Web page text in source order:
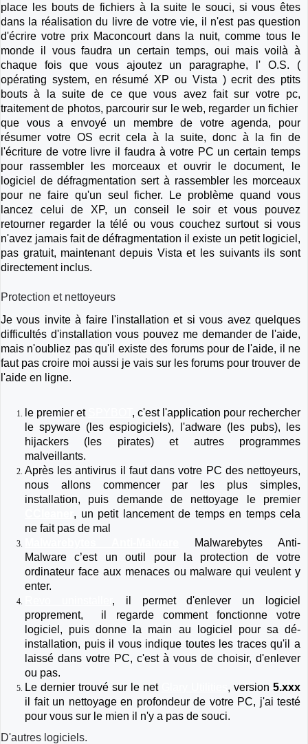
place les bouts de fichiers à la suite le souci, si vous êtes
dans la réalisation du livre de votre vie, il n'est pas question
d'écrire votre prix Maconcourt dans la nuit, comme tous le
monde il vous faudra un certain temps, oui mais voilà à
chaque fois que vous ajoutez un paragraphe, l' O.S. (
opérating system, en résumé XP ou Vista ) ecrit des ptits
bouts à la suite de ce que vous avez fait sur votre pc,
traitement de photos, parcourir sur le web, regarder un fichier
que vous a envoyé un membre de votre agenda, pour
résumer votre OS ecrit cela à la suite, donc à la fin de
l'écriture de votre livre il faudra à votre PC un certain temps
pour rassembler les morceaux et ouvrir le document, le
logiciel de défragmentation sert à rassembler les morceaux
pour ne faire qu'un seul ficher. Le problème quand vous
lancez celui de XP, un conseil le soir et vous pouvez
retourner regarder la télé ou vous couchez surtout si vous
n'avez jamais fait de défragmentation il existe un petit logiciel,
pas gratuit, maintenant depuis Vista et les suivants ils sont
directement inclus.
Protection et nettoyeurs
Je vous invite à faire l'installation et si vous avez quelques
difficultés d'installation vous pouvez me demander de l'aide,
mais n'oubliez pas qu'il existe des forums pour de l'aide, il ne
faut pas croire moi aussi je vais sur les forums pour trouver de
l'aide en ligne.
le premier et
, c'est l'application pour rechercher
le spyware (les espiogiciels), l'adware (les pubs), les
hijackers (les pirates) et autres programmes
malveillants.
Après les antivirus il faut dans votre PC des nettoyeurs,
nous allons commencer par les plus simples,
installation, puis demande de nettoyage le premier
, un petit lancement de temps en temps cela
ne fait pas de mal
Malwarebytes Anti-
Malware c’est un outil pour la protection de votre
ordinateur face aux menaces ou malware qui veulent y
enter.
, il permet d'enlever un logiciel
proprement, il regarde comment fonctionne votre
logiciel, puis donne la main au logiciel pour sa dé-
installation, puis il vous indique toutes les traces qu'il a
laissé dans votre PC, c'est à vous de choisir, d'enlever
ou pas.
Le dernier trouvé sur le net
, version 5.xxx
il fait un nettoyage en profondeur de votre PC, j'ai testé
pour vous sur le mien il n'y a pas de souci.
D'autres logiciels.